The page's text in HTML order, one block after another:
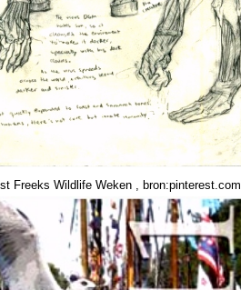
Freeks Wildlife Weken , bron:pinterest.com